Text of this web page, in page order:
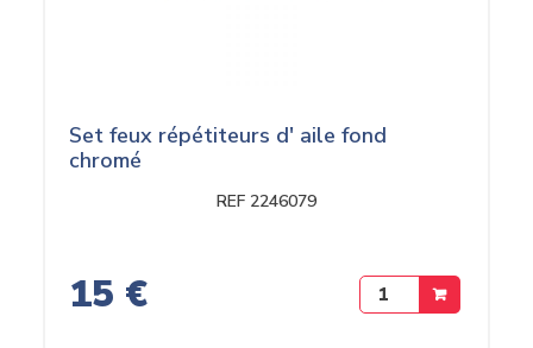
Set feux répétiteurs d' aile fond
chromé
REF 2246079
15 €